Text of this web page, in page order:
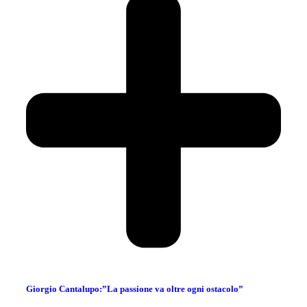
Giorgio Cantalupo:”La passione va oltre ogni ostacolo”